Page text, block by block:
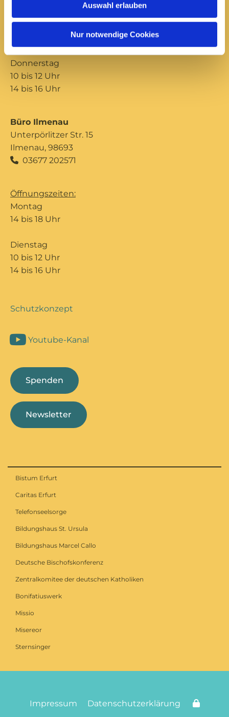
Auswahl erlauben
Nur notwendige Cookies
10 bis 12 Uhr
Donnerstag
10 bis 12 Uhr
14 bis 16 Uhr
Büro Ilmenau
Unterpörlitzer Str. 15
Ilmenau, 98693
 03677 202571
Öffnungszeiten:
Montag
14 bis 18 Uhr
Dienstag
10 bis 12 Uhr
14 bis 16 Uhr
Schutzkonzept
Youtube-Kanal
Spenden
Newsletter
Bistum Erfurt
Caritas Erfurt
Telefonseelsorge
Bildungshaus St. Ursula
Bildungshaus Marcel Callo
Deutsche Bischofskonferenz
Zentralkomitee der deutschen Katholiken
Bonifatiuswerk
Missio
Misereor
Sternsinger
Impressum Datenschutzerklärung